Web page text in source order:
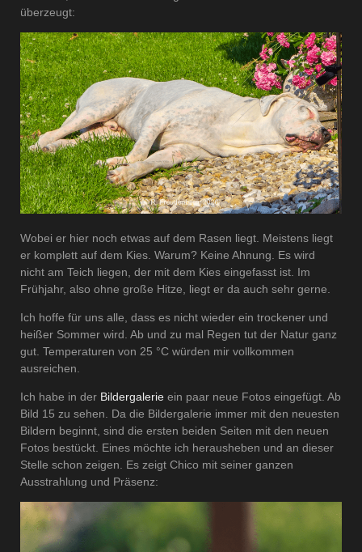
überzeugt:
Wobei er hier noch etwas auf dem Rasen liegt. Meistens liegt
er komplett auf dem Kies. Warum? Keine Ahnung. Es wird
nicht am Teich liegen, der mit dem Kies eingefasst ist. Im
Frühjahr, also ohne große Hitze, liegt er da auch sehr gerne.
Ich hoffe für uns alle, dass es nicht wieder ein trockener und
heißer Sommer wird. Ab und zu mal Regen tut der Natur ganz
gut. Temperaturen von 25 °C würden mir vollkommen
ausreichen.
Ich habe in der Bildergalerie ein paar neue Fotos eingefügt. Ab
Bild 15 zu sehen. Da die Bildergalerie immer mit den neuesten
Bildern beginnt, sind die ersten beiden Seiten mit den neuen
Fotos bestückt. Eines möchte ich herausheben und an dieser
Stelle schon zeigen. Es zeigt Chico mit seiner ganzen
Ausstrahlung und Präsenz: